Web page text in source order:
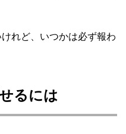
れど、いつかは必ず報わ
るには